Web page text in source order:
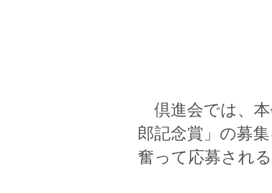
倶進会では、本
郎記念賞」の募
奮って応募され